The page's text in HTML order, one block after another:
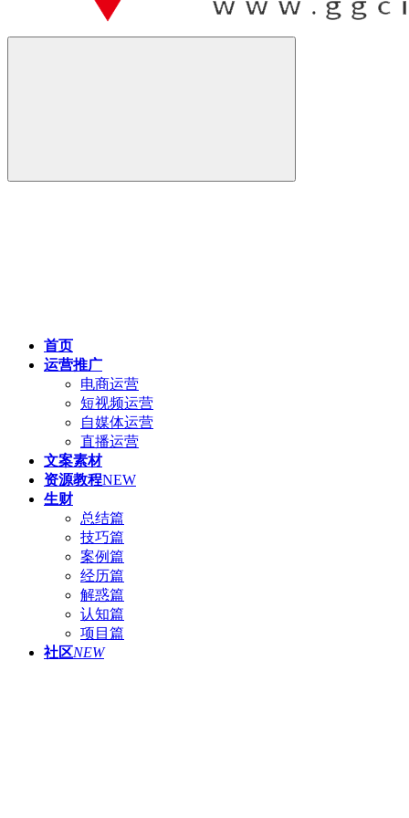
首页
运营推广
电商运营
短视频运营
自媒体运营
直播运营
文案素材
资源教程NEW
生财
总结篇
技巧篇
案例篇
经历篇
解惑篇
认知篇
项目篇
社区NEW